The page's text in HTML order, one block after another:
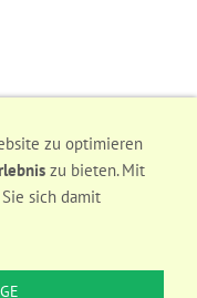
zu optimieren
zu bieten. Mit
sich damit